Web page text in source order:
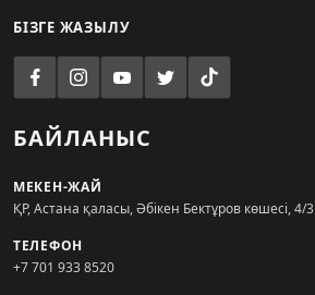
БІЗГЕ ЖАЗЫЛУ
БАЙЛАНЫС
МЕКЕН-ЖАЙ
ҚР, Астана қаласы, Әбікен Бектұров көшесі, 4/3
ТЕЛЕФОН
+7 701 933 8520